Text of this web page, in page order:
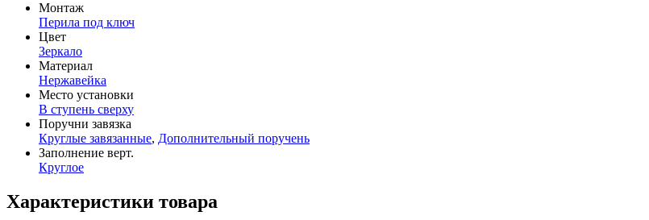
Монтаж
Перила под ключ
Цвет
Зеркало
Материал
Нержавейка
Место установки
В ступень сверху
Поручни завязка
Круглые завязанные, Дополнительный поручень
Заполнение верт.
Круглое
Характеристики товара